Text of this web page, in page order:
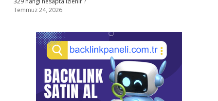
Temmuz 24, 2026